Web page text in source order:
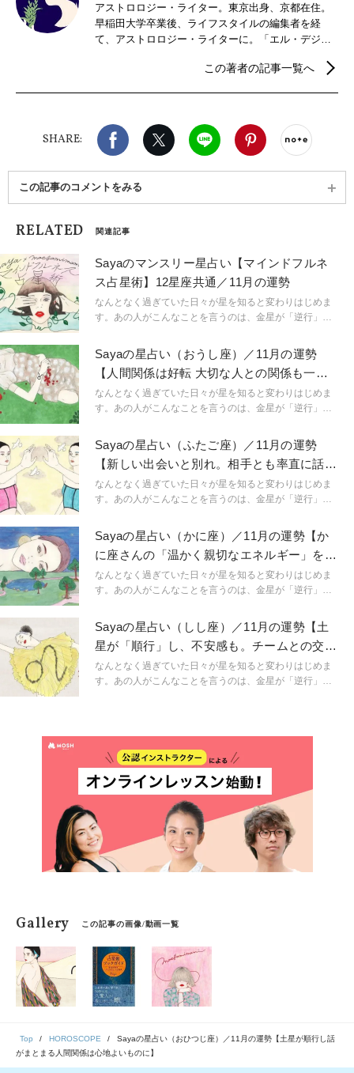
アストロロジー・ライター。東京出身、京都在住。
早稲田大学卒業後、ライフスタイルの編集者を経
て、アストロロジー・ライターに。「エル・デジタ
夫と二人で暮らし、星を読み、畑を耕す傍ら、茶道
この著者の記事一覧へ
SHARE:
Facebook X（旧twitter）
LINE Pinterest
この記事のコメントをみる
RELATED 関連記事
Sayaのマンスリー星占い【マインドフルネ
ス占星術】12星座共通／11月の運勢
なんとなく過ぎていた日々が星を知ると変わりはじめま
す。あの人がこんなことを言うのは、金星が「逆行」し
い。こんなにも気持ちが盛り上がるのは満月だからと言
うように。星という眼鏡をもつことで、小さなささやき
や予兆にも気づき始め、「今、ここ」に集中できるよう
に。マインドフルに生きられるようになるのです。
「今、ここ」を生きるためのマインドフルネスな占星術
Sayaの星占い（おうし座）／11月の運勢
【人間関係は好転 大切な人との関係も一歩
前進】
なんとなく過ぎていた日々が星を知ると変わりはじめま
す。あの人がこんなことを言うのは、金星が「逆行」し
い。こんなにも気持ちが盛り上がるのは満月だからと言
うように。星という眼鏡をもつことで、小さなささやき
や予兆にも気づき始め、「今、ここ」に集中できるよう
に。マインドフルに生きられるようになるのです。
「今、ここ」を生きるためのマインドフルネスな占星術
Sayaの星占い（ふたご座）／11月の運勢
【新しい出会いと別れ。相手とも率直に話し
合って】
なんとなく過ぎていた日々が星を知ると変わりはじめま
す。あの人がこんなことを言うのは、金星が「逆行」し
い。こんなにも気持ちが盛り上がるのは満月だからと言
うように。星という眼鏡をもつことで、小さなささやき
や予兆にも気づき始め、「今、ここ」に集中できるよう
に。マインドフルに生きられるようになるのです。
「今、ここ」を生きるためのマインドフルネスな占星術
Sayaの星占い（かに座）／11月の運勢【か
に座さんの「温かく親切なエネルギー」をみ
なが求める】
なんとなく過ぎていた日々が星を知ると変わりはじめま
す。あの人がこんなことを言うのは、金星が「逆行」し
い。こんなにも気持ちが盛り上がるのは満月だからと言
うように。星という眼鏡をもつことで、小さなささやき
や予兆にも気づき始め、「今、ここ」に集中できるよう
に。マインドフルに生きられるようになるのです。
「今、ここ」を生きるためのマインドフルネスな占星術
Sayaの星占い（しし座）／11月の運勢【土
星が「順行」し、不安感も。チームとの交流
を大切に】
なんとなく過ぎていた日々が星を知ると変わりはじめま
す。あの人がこんなことを言うのは、金星が「逆行」し
に。マインドフルに生きられるようになるのです。
「今、ここ」を生きるためのマインドフルネスな占星術
です。
Gallery この記事の画像/動画一覧
Top HOROSCOPE
Sayaの星占い（おひつじ座）／11月の運勢【土星が順行し話
がまとまる人間関係は心地よいものに】